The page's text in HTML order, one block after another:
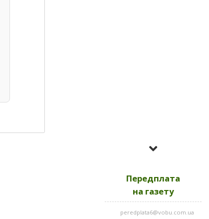
2023
Усі номери за
2022
Усі номери за
Передплата
на газету
peredplata6@vobu.com.ua